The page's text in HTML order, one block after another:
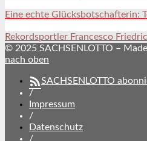
Eine echte Glücksbotschafterin:
Rekordsportler Francesco
© 2025 SACHSENLOTTO –
nach oben
SACHSENLOTTO
/
Impressum
/
Datenschutz
/